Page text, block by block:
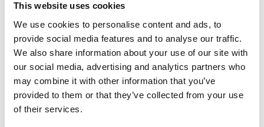
This website uses cookies
We use cookies to personalise content and ads, to
provide social media features and to analyse our traffic.
We also share information about your use of our site with
our social media, advertising and analytics partners who
may combine it with other information that you’ve
provided to them or that they’ve collected from your use
of their services.
KATEGORIE